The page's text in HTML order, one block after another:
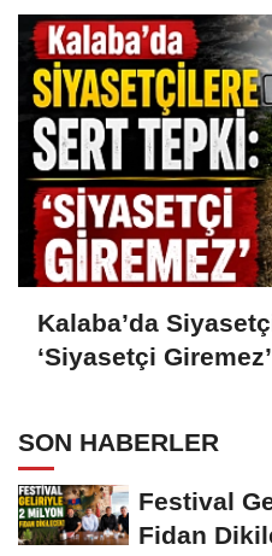
Kalaba’da
‘Siyasetçi Giremez’
SON HABERLER
Festival
Fidan